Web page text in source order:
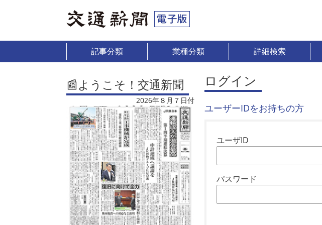
記事分類 業種分類 詳細検索
📰ようこそ！交通新聞
2026年８月７日付
ログイン
ユーザーIDをお持ちの方
ユーザID
パスワード